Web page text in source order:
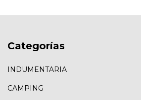
Categorías
INDUMENTARIA
CAMPING